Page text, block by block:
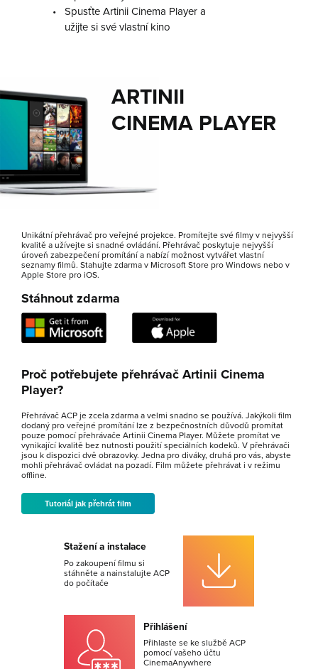
•
Spusťte Artinii Cinema Player a
užijte si své vlastní kino
ARTINII
CINEMA PLAYER
Unikátní přehrávač pro veřejné projekce. Promítejte své filmy v nejvyšší
kvalitě a užívejte si snadné ovládání. Přehrávač poskytuje nejvyšší
úroveň zabezpečení promítání a nabízí možnost vytvářet vlastní
seznamy filmů. Stahujte zdarma v Microsoft Store pro Windows nebo v
Apple Store pro iOS.
Stáhnout zdarma
Proč potřebujete přehrávač Artinii Cinema
Player?
Přehrávač ACP je zcela zdarma a velmi snadno se používá. Jakýkoli film
dodaný pro veřejné promítání lze z bezpečnostních důvodů promítat
pouze pomocí přehrávače Artinii Cinema Player. Můžete promítat ve
vynikající kvalitě bez nutnosti použití speciálních kodeků. V přehrávači
jsou k dispozici dvě obrazovky. Jedna pro diváky, druhá pro vás, abyste
mohli přehrávač ovládat na pozadí. Film můžete přehrávat i v režimu
offline.
Tutoriál jak přehrát film
Stažení a instalace
Po zakoupení filmu si
stáhněte a nainstalujte ACP
do počítače
Přihlášení
Přihlaste se ke službě ACP
pomocí vašeho účtu
CinemaAnywhere